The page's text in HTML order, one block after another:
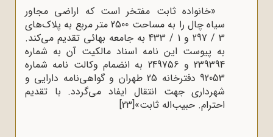
«خانواده ثابت مفتخر است که اراضی مجاور
سیاه چال را به مساحت 2500 متر مربع به پلاک‌های
3 / 297 و 1 / 433 به جامعه بهائی تقدیم می‌کند.
به پیوست این نامه اسناد مالکیت آن به شماره
239394 و 249756 به انضمام وکالت نامه شماره
92053 دفترخانه 25 طهران و گواهی‌نامه دارایی و
شهرداری جهت انتقال ایفاد می‌گردد. با تقدیم
احترام. حبیب‌اله ثابت»[23]